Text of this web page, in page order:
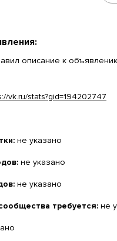
описание к
vk.ru/stats?gid=194202747
не указано
не указано
не указано
требуется: не